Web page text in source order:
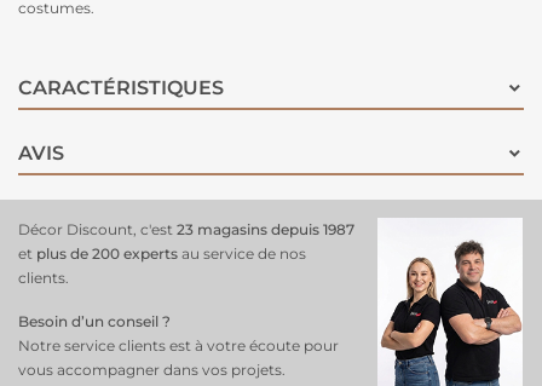
costumes.
CARACTÉRISTIQUES
AVIS
Décor Discount, c'est 23 magasins depuis 1987
et plus de 200 experts au service de nos
clients.
Besoin d’un conseil ?
Notre service clients est à votre écoute pour
vous accompagner dans vos projets.